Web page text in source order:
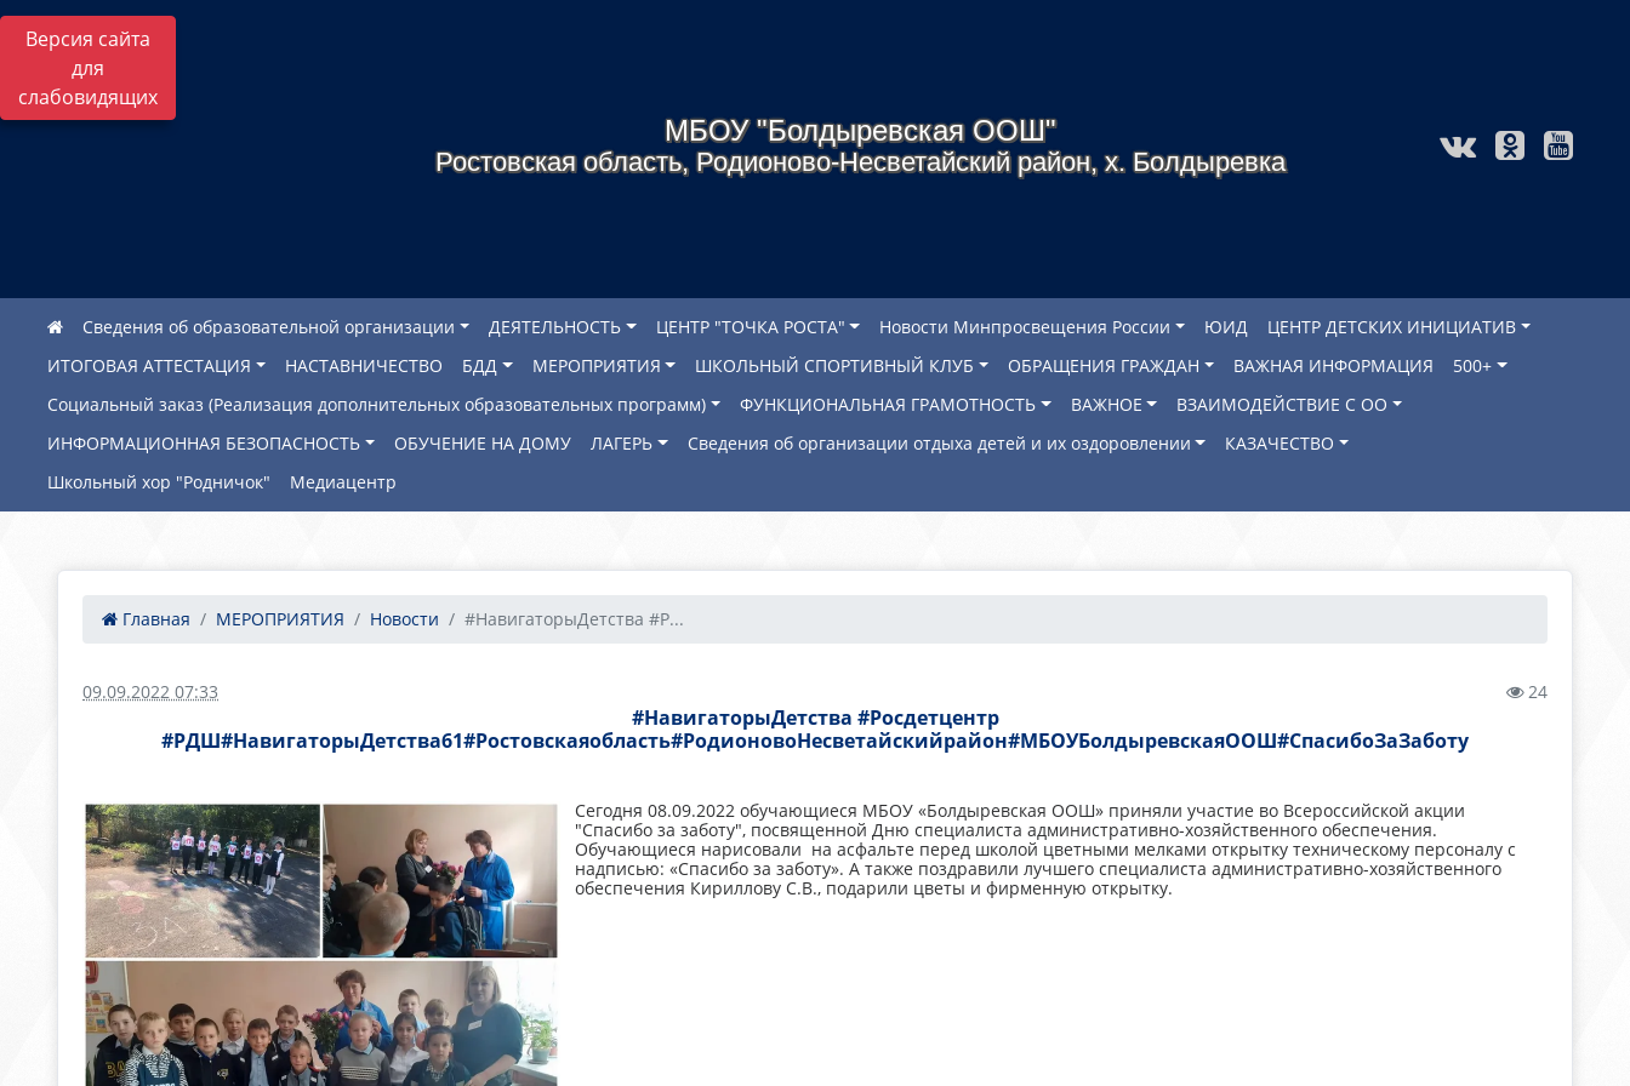
Версия сайта
для
слабовидящих
МБОУ "Болдыревская ООШ"
Ростовская область, Родионово-Несветайский район, х. Болдыревка
Сведения об образовательной организации ДЕЯТЕЛЬНОСТЬ ЦЕНТР "ТОЧКА РОСТА" Новости Минпросвещения России ЮИД
ЦЕНТР ДЕТСКИХ ИНИЦИАТИВ
ИТОГОВАЯ АТТЕСТАЦИЯ
НАСТАВНИЧЕСТВО БДД МЕРОПРИЯТИЯ ШКОЛЬНЫЙ СПОРТИВНЫЙ КЛУБ ОБРАЩЕНИЯ ГРАЖДАН ВАЖНАЯ ИНФОРМАЦИЯ
500+
Социальный заказ (Реализация дополнительных образовательных программ)
ФУНКЦИОНАЛЬНАЯ ГРАМОТНОСТЬ ВАЖНОЕ
ВЗАИМОДЕЙСТВИЕ С ОО
ИНФОРМАЦИОННАЯ БЕЗОПАСНОСТЬ
ОБУЧЕНИЕ НА ДОМУ ЛАГЕРЬ Сведения об организации отдыха детей и их оздоровлении
КАЗАЧЕСТВО
Школьный хор "Родничок"
Медиацентр
Главная МЕРОПРИЯТИЯ Новости #НавигаторыДетства​ #Р...
09.09.2022 07:33 24
#НавигаторыДетства​ #Росдетцентр​
#РДШ#НавигаторыДетства61#Ростовскаяобласть#РодионовоНесветайскийрайон#МБОУБолдыревскаяООШ#СпасибоЗаЗаботу
Сегодня 08.09.2022 обучающиеся МБОУ «Болдыревская ООШ» приняли участие во Всероссийской акции
"Спасибо за заботу", посвященной Дню специалиста административно-хозяйственного обеспечения.
Обучающиеся нарисовали на асфальте перед школой цветными мелками открытку техническому персоналу с
надписью: «Спасибо за заботу». А также поздравили лучшего специалиста административно-хозяйственного
обеспечения Кириллову С.В., подарили цветы и фирменную открытку.